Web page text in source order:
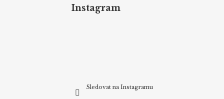
Instagram
Sledovat na Instagramu